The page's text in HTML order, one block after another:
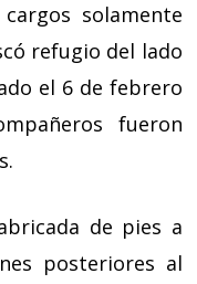
solamente
refugio del lado
el 6 de febrero
fueron
de pies a
posteriores al